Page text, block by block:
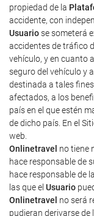
propiedad de la
accidente, con
Usuariose someterá
accidentes de tráfico
vehículo, y en cuanto
seguro del vehículo y
destinada a tales
afectados, a los
país en el que estén
de dicho país. En el
web.
Onlinetravel no tiene
hace responsable de
hace responsable de
las que el Usuario
Onlinetravel no será
pudieran derivarse